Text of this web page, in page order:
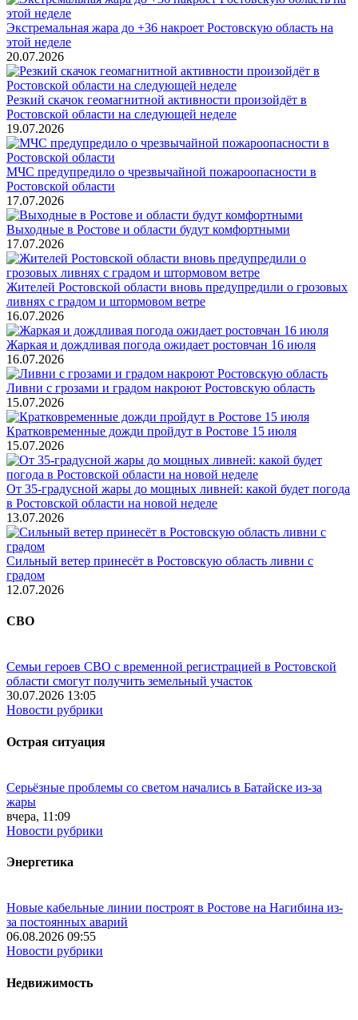
Экстремальная жара до +36 накроет Ростовскую область на
этой неделе
20.07.2026
Резкий скачок геомагнитной активности произойдёт в
Ростовской области на следующей неделе
19.07.2026
МЧС предупредило о чрезвычайной пожароопасности в
Ростовской области
17.07.2026
Выходные в Ростове и области будут комфортными
17.07.2026
Жителей Ростовской области вновь предупредили о грозовых
ливнях с градом и штормовом ветре
16.07.2026
Жаркая и дождливая погода ожидает ростовчан 16 июля
16.07.2026
Ливни с грозами и градом накроют Ростовскую область
15.07.2026
Кратковременные дожди пройдут в Ростове 15 июля
15.07.2026
От 35-градусной жары до мощных ливней: какой будет погода
в Ростовской области на новой неделе
13.07.2026
Сильный ветер принесёт в Ростовскую область ливни с
градом
12.07.2026
СВО
Семьи героев СВО с временной регистрацией в Ростовской
области смогут получить земельный участок
30.07.2026 13:05
Новости рубрики
Острая ситуация
Серьёзные проблемы со светом начались в Батайске из-за
жары
вчера, 11:09
Новости рубрики
Энергетика
Новые кабельные линии построят в Ростове на Нагибина из-
за постоянных аварий
06.08.2026 09:55
Новости рубрики
Недвижимость